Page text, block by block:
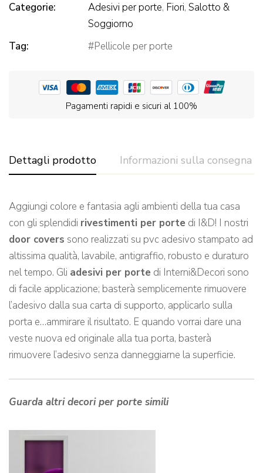
Categorie:
Adesivi per porte, Fiori, Salotto &
Soggiorno
Tag:
Pellicole per porte
Pagamenti rapidi e sicuri al 100%
Dettagli prodotto Informazioni sulla consegna
Aggiungi colore e fantasia agli ambienti della tua casa
con gli splendidi rivestimenti per porte di I&D! I nostri
door covers sono realizzati su pvc adesivo stampato ad
altissima qualità, lavabile, antigraffio, robusto e duraturo
nel tempo. Gli adesivi per porte di Interni&Decori sono
di facile applicazione; basterà semplicemente rimuovere
l’adesivo dalla sua carta di supporto, applicarlo sulla
porta e…ammirare il risultato. E quando vorrai dare una
veste nuova ed originale alla tua porta, basterà
rimuovere l’adesivo senza danneggiarne la superficie.
Guarda altri decori per porte simili